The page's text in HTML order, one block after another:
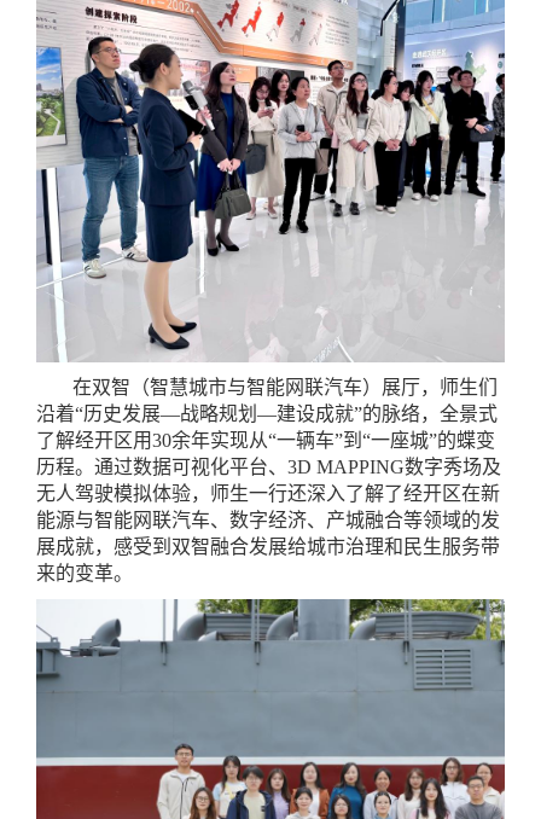
在双智（智慧城市与智能网联汽车）展厅，师生们
沿着“历史发展—战略规划—建设成就”的脉络，全景式
了解经开区用30余年实现从“一辆车”到“一座城”的蝶变
历程。通过数据可视化平台、3D MAPPING数字秀场及
无人驾驶模拟体验，师生一行还深入了解了经开区在新
能源与智能网联汽车、数字经济、产城融合等领域的发
展成就，感受到双智融合发展给城市治理和民生服务带
来的变革。